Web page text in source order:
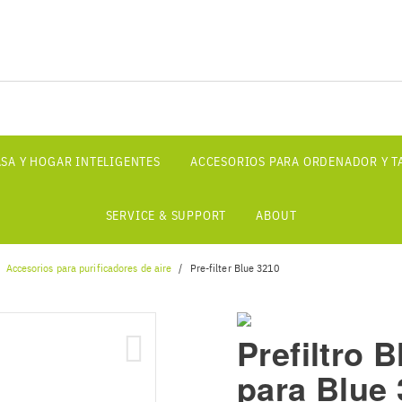
Y HOGAR INTELIGENTES ACCESORIOS PARA ORDENADOR Y
SERVICE & SUPPORT ABOUT
Accesorios para purificadores de aire Pre-filter Blue 3210
Prefiltro
para Blue